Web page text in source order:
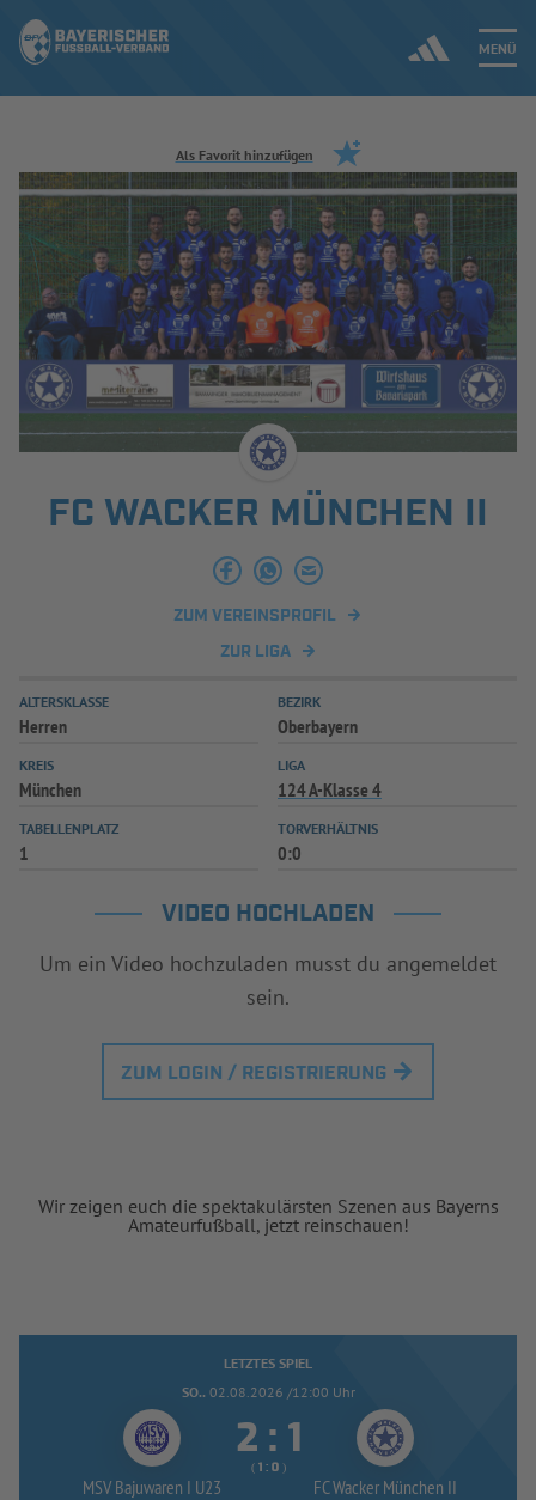
MENÜ
Jetzt einloggen
ERGEBNISSE & WETTBEWERBE
NEUIGKEITEN
SPIELBETRIEB & VERBANDSLEBEN
AUSBILDUNG & FÖRDERUNG
INFOTHEK SPIELPLUS
Als Favorit hinzufügen
FC WACKER MÜNCHEN II
ZUM VEREINSPROFIL
ZUR LIGA
ALTERSKLASSE
Herren
BEZIRK
Oberbayern
KREIS
München
LIGA
124 A-Klasse 4
TABELLENPLATZ
1
TORVERHÄLTNIS
0:0
VIDEO HOCHLADEN
Um ein Video hochzuladen musst du angemeldet
sein.
ZUM LOGIN / REGISTRIERUNG
Wir zeigen euch die spektakulärsten Szenen aus Bayerns
Amateurfußball, jetzt reinschauen!
LETZTES SPIEL
SO.. 02.08.2026 /12:00 Uhr
MSV Bajuwaren I U23
 : 
(  :  )
FC Wacker München II